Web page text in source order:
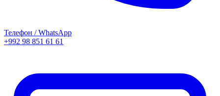
Телефон / WhatsApp
+992 98 851 61 61